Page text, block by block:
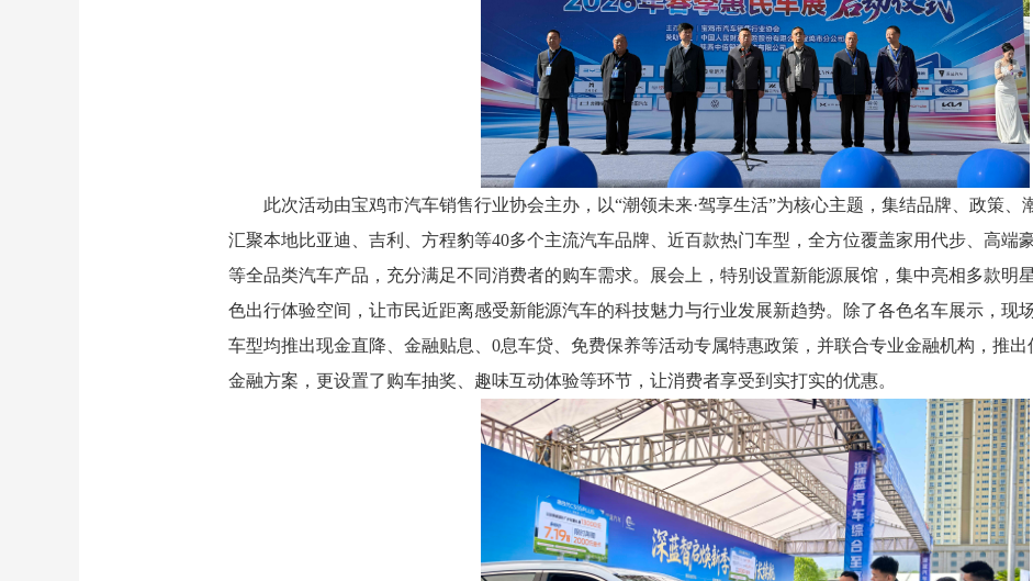
此次活动由宝鸡市汽车销售行业协会主办，以“潮领未来·驾享生活”为核心主题，集结品牌、政策、
汇聚本地比亚迪、吉利、方程豹等40多个主流汽车品牌、近百款热门车型，全方位覆盖家用代步、高端
等全品类汽车产品，充分满足不同消费者的购车需求。展会上，特别设置新能源展馆，集中亮相多款明
色出行体验空间，让市民近距离感受新能源汽车的科技魅力与行业发展新趋势。除了各色名车展示，现
车型均推出现金直降、金融贴息、0息车贷、免费保养等活动专属特惠政策，并联合专业金融机构，推
金融方案，更设置了购车抽奖、趣味互动体验等环节，让消费者享受到实打实的优惠。